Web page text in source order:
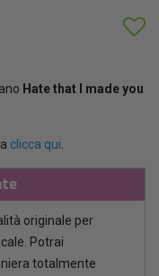
Hate that I made you
clicca qui
originale per
Potrai
totalmente